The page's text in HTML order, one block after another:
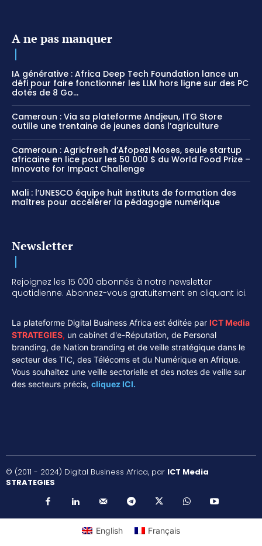
A ne pas manquer
IA générative : Africa Deep Tech Foundation lance un
défi pour faire fonctionner les LLM hors ligne sur des PC
dotés de 8 Go...
Cameroun : Via sa plateforme Andjeun, ITG Store
outille une trentaine de jeunes dans l’agriculture
Cameroun : Agricfresh d’Afopezi Moses, seule startup
africaine en lice pour les 50 000 $ du World Food Prize –
Innovate for Impact Challenge
Mali : l’UNESCO équipe huit instituts de formation des
maîtres pour accélérer la pédagogie numérique
Newsletter
Rejoignez les 15 000 abonnés à notre newsletter
quotidienne. Abonnez-vous gratuitement en cliquant ici.
La plateforme Digital Business Africa est éditée par ICT Media
STRATEGIES, un cabinet d'e-Réputation, de Personal
branding, de Nation branding et de veille stratégique dans le
secteur des TIC, des Télécoms et du Numérique en Afrique.
Vous souhaitez une veille sectorielle et des notes de veille sur
des secteurs précis, cliquez ICI.
© (2011 - 2024) Digital Business Africa, par ICT Media
STRATEGIES
English Français